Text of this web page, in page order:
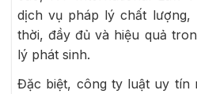
dịch vụ pháp lý chất
thời, đầy đủ và hiệu quả
lý phát sinh.
Đặc biệt, công ty luật uy tín